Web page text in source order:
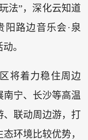
法”，深化云知道
阳路边音乐会·泉
。
将着力稳住周边
宁、长沙等高温
联动周边游，打
环境比较优势，